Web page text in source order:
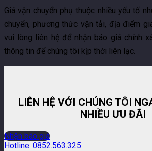
Giá vận chuyển phụ thuộc nhiều yếu tố
chuyển, phương thức vận tải, địa điểm
vui lòng liên hệ để nhận báo giá chính
thông tin để chúng tôi kịp thời liên lạc.
LIÊN HỆ VỚI CHÚNG TÔI
NHIỀU ƯU ĐÃI
Nhận báo giá
Hotline: 0852.563.325